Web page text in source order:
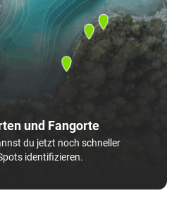
und Fangorte
du jetzt noch schneller
identifizieren.